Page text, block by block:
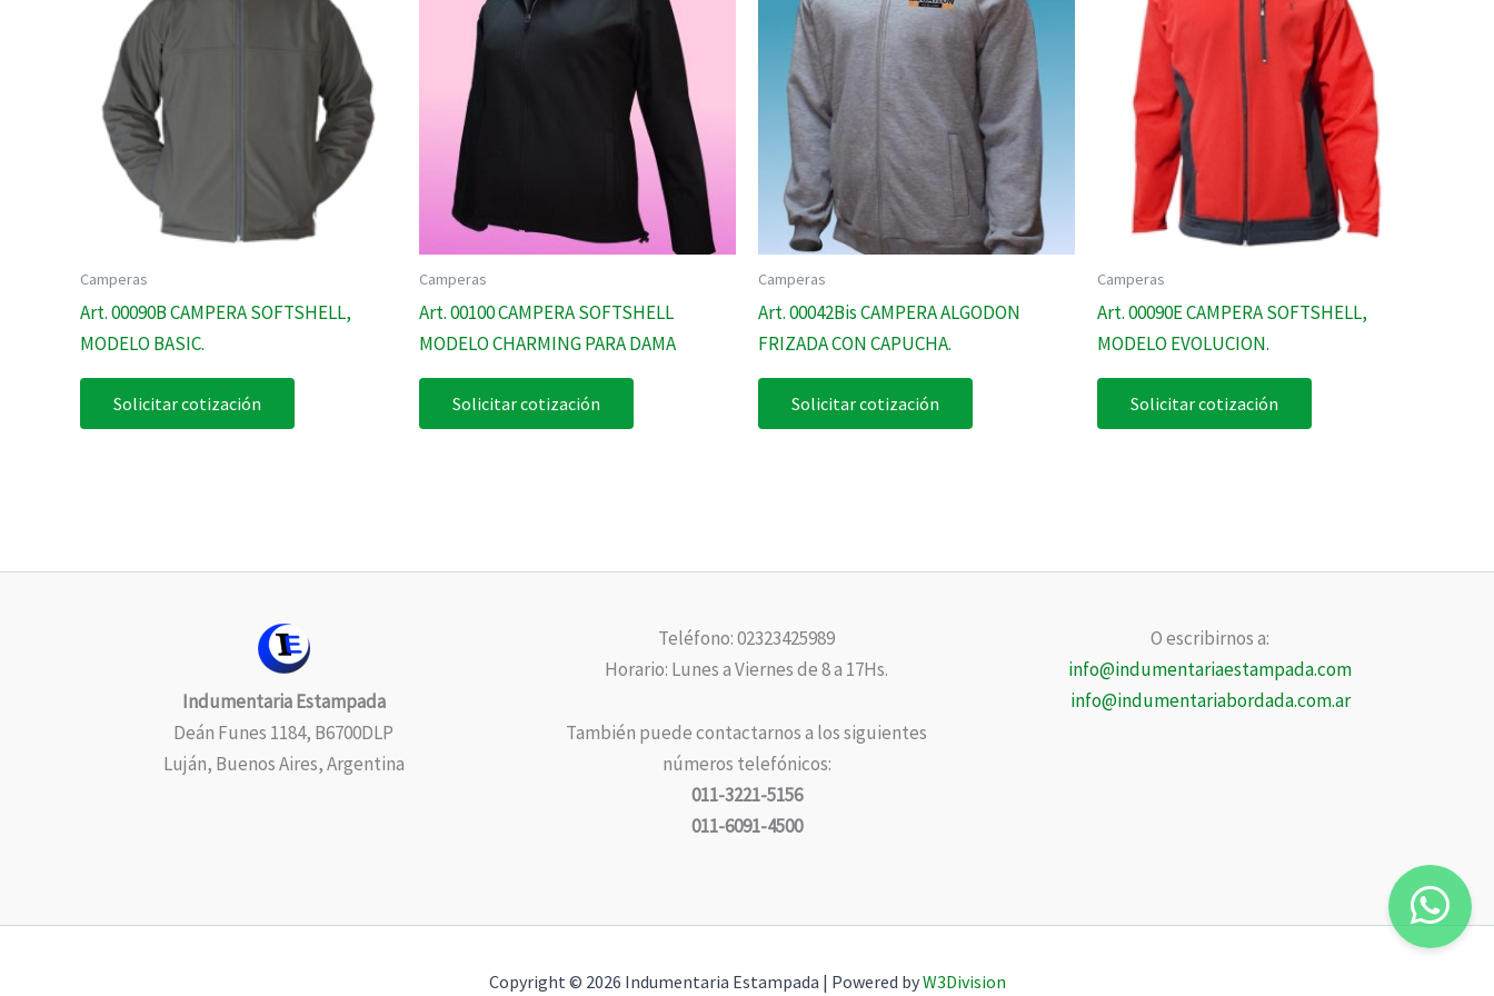
Camperas
Art. 00090B CAMPERA SOFTSHELL,
MODELO BASIC.
Solicitar cotización
Camperas
Art. 00100 CAMPERA SOFTSHELL
MODELO CHARMING PARA DAMA
Solicitar cotización
Camperas
Art. 00042Bis CAMPERA ALGODON
FRIZADA CON CAPUCHA.
Solicitar cotización
Camperas
Art. 00090E CAMPERA SOFTSHELL,
MODELO EVOLUCION.
Solicitar cotización
Indumentaria Estampada
Deán Funes 1184, B6700DLP
Luján, Buenos Aires, Argentina
Teléfono: 02323425989
Horario: Lunes a Viernes de 8 a 17Hs.
También puede contactarnos a los siguientes
números telefónicos:
011-3221-5156
011-6091-4500
O escribirnos a:
info@indumentariaestampada.com
info@indumentariabordada.com.ar
Copyright © 2026 Indumentaria Estampada | Powered byW3Division